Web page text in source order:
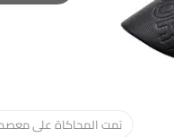
تمت المحاكاة على معصم